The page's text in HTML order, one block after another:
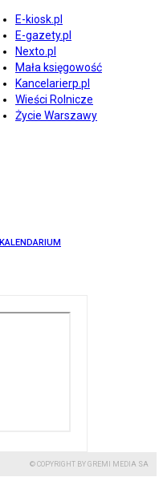
E-kiosk.pl
E-gazety.pl
Nexto.pl
Mała księgowość
Kancelarierp.pl
Wieści Rolnicze
Życie Warszawy
KALENDARIUM
© COPYRIGHT BY GREMI MEDIA SA